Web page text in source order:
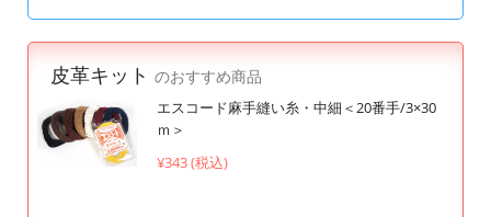
皮革キット のおすすめ商品
エスコード麻手縫い糸・中細＜20番手/3×30
ｍ＞
¥343 (税込)